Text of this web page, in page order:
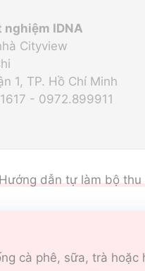
IDNA
Cityview
1, TP. Hồ Chí Minh
- 0972.899911
Hướng dẫn tự làm bộ thu
cà phê, sữa, trà